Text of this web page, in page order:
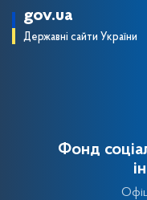
gov.ua
Державні сайти України
Фонд